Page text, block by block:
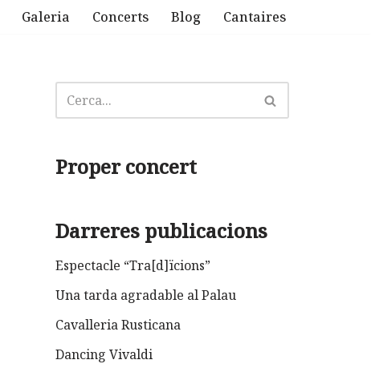
Galeria Concerts Blog Cantaires
Proper concert
Darreres publicacions
Espectacle “Tra[d]ïcions”
Una tarda agradable al Palau
Cavalleria Rusticana
Dancing Vivaldi